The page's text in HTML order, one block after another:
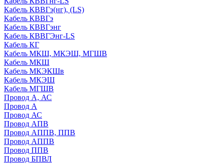
Кабель КВВГэ(нг), (LS)
Кабель КВВГэ
Кабель КВВГэнг
Кабель КВВГЭнг-LS
Кабель КГ
Кабель МКШ, МКЭШ, МГШВ
Кабель МКШ
Кабель МКЭКШв
Кабель МКЭШ
Кабель МГШВ
Провод А, АС
Провод А
Провод АС
Провод АПВ
Провод АППВ, ППВ
Провод АППВ
Провод ППВ
Провод БПВЛ